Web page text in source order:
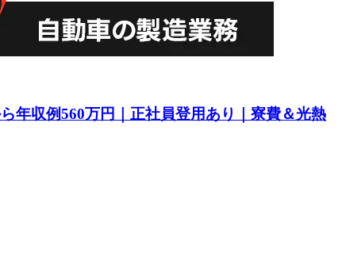
年収例560万円｜正社員登用あり｜寮費＆光熱